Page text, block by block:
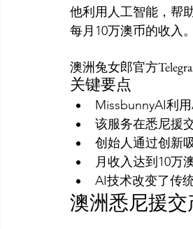
他利用人工智能，帮
澳洲兔女郎官方
关键要点
MissbunnyAI利
该服务在悉尼援
创始人通过创新
月收入达到10万
AI技术改变了传
澳洲悉尼援交